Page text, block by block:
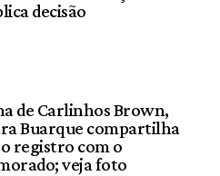
decisão
de Carlinhos Brown,
Buarque compartilha
registro com o
veja foto